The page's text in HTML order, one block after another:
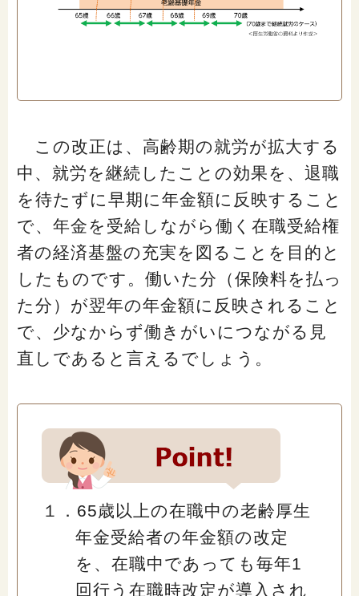
この改正は、高齢期の就労が拡大する
中、就労を継続したことの効果を、退職
を待たずに早期に年金額に反映すること
で、年金を受給しながら働く在職受給権
者の経済基盤の充実を図ることを目的と
したものです。働いた分（保険料を払っ
た分）が翌年の年金額に反映されること
で、少なからず働きがいにつながる見
直しであると言えるでしょう。
１．65歳以上の在職中の老齢厚生
年金受給者の年金額の改定
を、在職中であっても毎年1
回行う在職時改定が導入され